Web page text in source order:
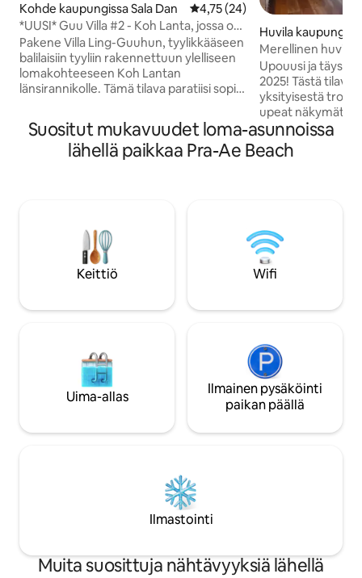
Kohde kaupungissa Sala Dan Keskimääräinen arvio 4,75/5,
4,75 (24)
*UUSI* Guu Villa #2 - Koh Lanta, jossa on
yksityinen uima-allas
Pakene Villa Ling-Guuhun, tyylikkääseen
balilaisiin tyyliin rakennettuun ylelliseen
lomakohteeseen Koh Lantan
länsirannikolle. Tämä tilava paratiisi sopii
pariskunnalle, ja siinä on vuodepaikkoja
kuudelle kahdessa makuuhuoneessa
sekä lasten mittatilaustyönä valmistettu
thaimaalainen loma lyömättömässä
keskeisessä paikassa Long Beachillä, vain
lyhyen kävelymatkan päässä saaren
parhaista ravintoloista. Ylellinen
Huvila
Merellinen huvila:
vanhassa
Upouusi ja täysin
2025! Tästä tilavasta, boheemityylisestä
yksityisestä
upeat näkymät
lehtipuulattiat ja
kaikkialla. Nauti
länsimaisesta
itärannikolla. Rannat ovat lyhyen 15
minuutin
Lantapolehouses
veloittaman 15,5
Suositut mukavuudet loma-asunnoissa
lähellä paikkaa Pra-Ae Beach
Keittiö Wifi
Uima-allas
Ilmainen pysäköinti
paikan päällä
Ilmastointi
Muita suosittuja nähtävyyksiä lähellä